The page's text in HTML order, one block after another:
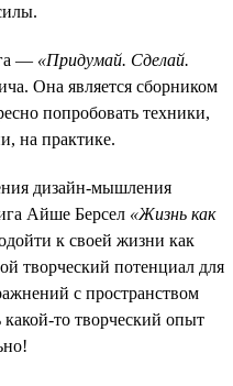
— «Придумай. Сделай.
Она является сборником
попробовать техники,
на практике.
дизайн-мышления
Айше Берсел «Жизнь как
к своей жизни как
творческий потенциал для
с пространством
то творческий опыт